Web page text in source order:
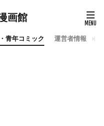
画館
青年コミック 運営者情報